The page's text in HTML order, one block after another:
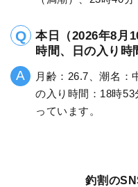
本日（2026年8月
時間、日の入り時
月齢：26.7、潮名：
の入り時間：18時
っています。
釣割の